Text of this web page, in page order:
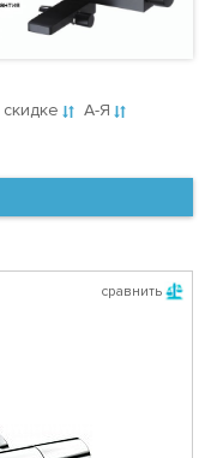
скидке
А-Я
сравнить